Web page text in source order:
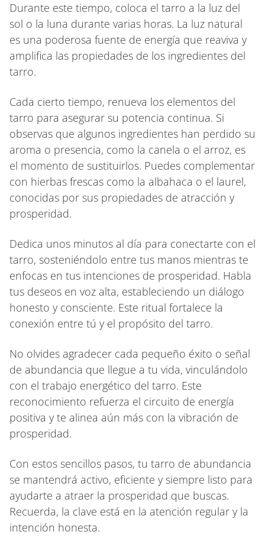
Durante este tiempo, coloca el tarro a la luz del
sol o la luna durante varias horas. La luz natural
es una poderosa fuente de energía que reaviva y
amplifica las propiedades de los ingredientes del
tarro.
Cada cierto tiempo, renueva los elementos del
tarro para asegurar su potencia continua. Si
observas que algunos ingredientes han perdido su
aroma o presencia, como la canela o el arroz, es
el momento de sustituirlos. Puedes complementar
con hierbas frescas como la albahaca o el laurel,
conocidas por sus propiedades de atracción y
prosperidad.
Dedica unos minutos al día para conectarte con el
tarro, sosteniéndolo entre tus manos mientras te
enfocas en tus intenciones de prosperidad. Habla
tus deseos en voz alta, estableciendo un diálogo
honesto y consciente. Este ritual fortalece la
conexión entre tú y el propósito del tarro.
No olvides agradecer cada pequeño éxito o señal
de abundancia que llegue a tu vida, vinculándolo
con el trabajo energético del tarro. Este
reconocimiento refuerza el circuito de energía
positiva y te alinea aún más con la vibración de
prosperidad.
Con estos sencillos pasos, tu tarro de abundancia
se mantendrá activo, eficiente y siempre listo para
ayudarte a atraer la prosperidad que buscas.
Recuerda, la clave está en la atención regular y la
intención honesta.